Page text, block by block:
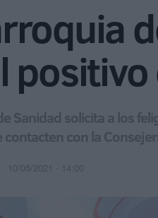
Sanidad solicita a los
contacten con la
10/05/2021 - 14:00